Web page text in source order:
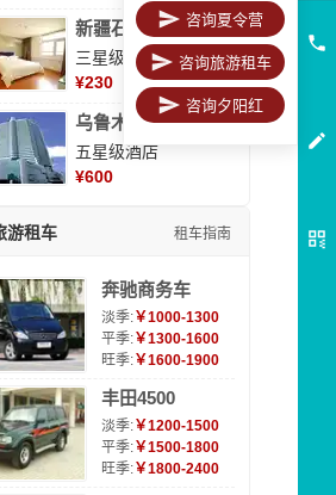
新疆石河子凯瑞酒店
三星级酒店
¥230
乌鲁木齐海德大酒店
五星级酒店
¥600
游租车 租车指南
奔驰商务车
淡季:￥1000-1300
平季:￥1300-1600
旺季:￥1600-1900
丰田4500
淡季:￥1200-1500
平季:￥1500-1800
旺季:￥1800-2400
咨询夏令营
咨询旅游租车
咨询夕阳红